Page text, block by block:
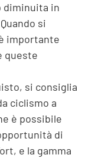
diminuita in
si
importante
queste
si consiglia
ciclismo a
è possibile
di
e la gamma